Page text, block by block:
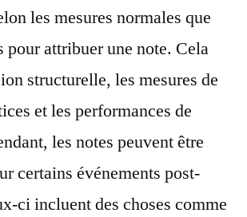
les mesures normales que
pour attribuer une note. Cela
structurelle, les mesures de
et les performances de
les notes peuvent être
certains événements post-
ci incluent des choses comme